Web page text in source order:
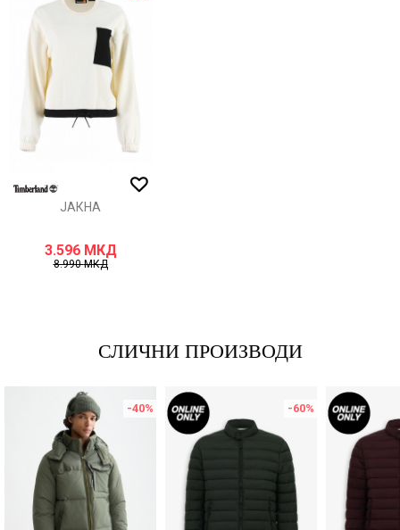
Порака
ЈАКНА
3.596 МКД
8.990МКД
СЛИЧНИ ПРОИЗВОДИ
-40% -60%